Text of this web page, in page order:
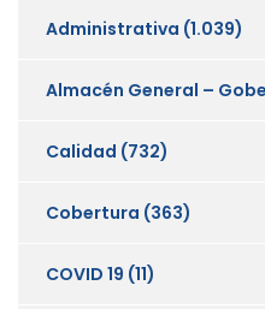
Administrativa (1.039)
Almacén General –
Calidad (732)
Cobertura (363)
COVID 19 (11)